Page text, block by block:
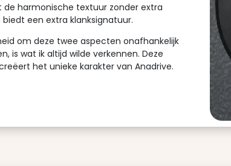
de harmonische textuur zonder extra
een extra klanksignatuur.
om deze twee aspecten onafhankelijk
is wat ik altijd wilde verkennen. Deze
het unieke karakter van Anadrive.